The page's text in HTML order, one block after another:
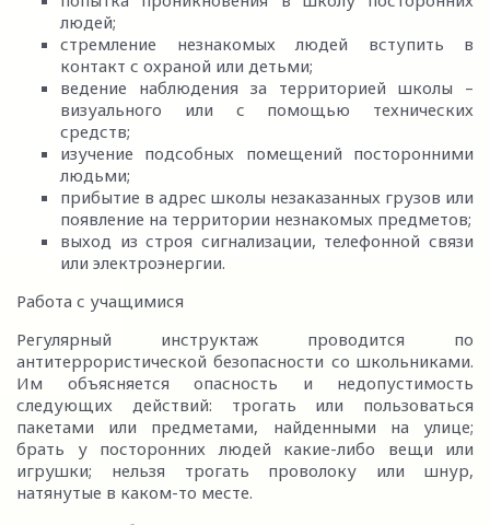
людей;
стремление незнакомых людей вступить в
контакт с охраной или детьми;
ведение наблюдения за территорией школы –
визуального или с помощью технических
средств;
изучение подсобных помещений посторонними
людьми;
прибытие в адрес школы незаказанных грузов или
появление на территории незнакомых предметов;
выход из строя сигнализации, телефонной связи
или электроэнергии.
Работа с учащимися
Регулярный инструктаж проводится по
антитеррористической безопасности со школьниками.
Им объясняется опасность и недопустимость
следующих действий: трогать или пользоваться
пакетами или предметами, найденными на улице;
брать у посторонних людей какие-либо вещи или
игрушки; нельзя трогать проволоку или шнур,
натянутые в каком-то месте.